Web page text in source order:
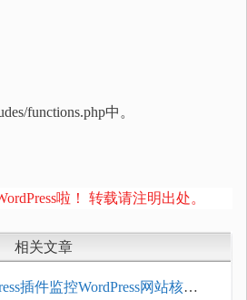
functions.php中。
啦！ 转载请注明出处。
相关文章
插件监控WordPress网站核心